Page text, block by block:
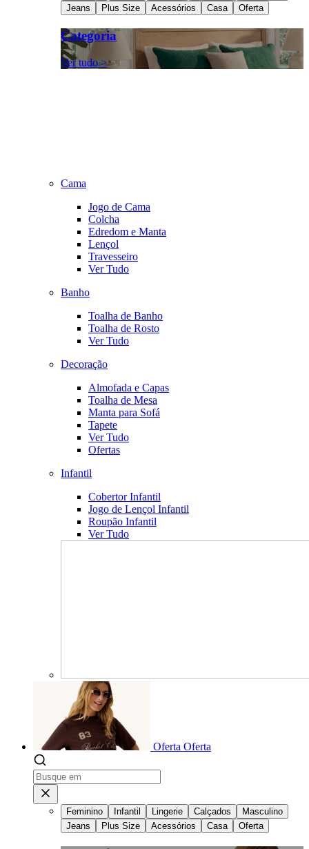
Jeans
Plus Size Acessórios Casa Oferta
Categoria
Ver tudo >
Cama
Jogo de Cama
Colcha
Edredom e Manta
Lençol
Travesseiro
Ver Tudo
Banho
Toalha de Banho
Toalha de Rosto
Ver Tudo
Decoração
Almofada e Capas
Toalha de Mesa
Manta para Sofá
Tapete
Ver Tudo
Ofertas
Infantil
Cobertor Infantil
Jogo de Lençol Infantil
Roupão Infantil
Ver Tudo
Oferta Oferta
Feminino Infantil Lingerie Calçados
Masculino
Jeans
Plus Size Acessórios Casa Oferta